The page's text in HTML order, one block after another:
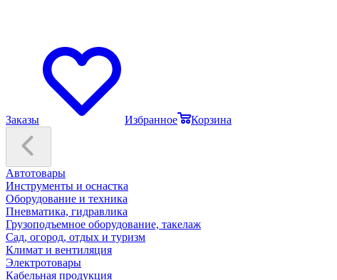
Заказы Избранное Корзина
Автотовары
Инструменты и оснастка
Оборудование и техника
Пневматика, гидравлика
Грузоподъемное оборудование, такелаж
Сад, огород, отдых и туризм
Климат и вентиляция
Электротовары
Кабельная продукция